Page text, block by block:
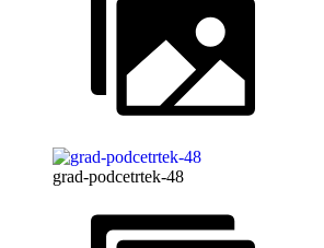
grad-podcetrtek-48